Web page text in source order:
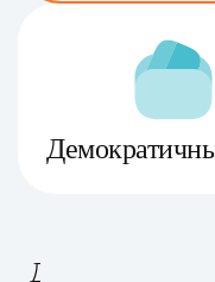
Демократичные